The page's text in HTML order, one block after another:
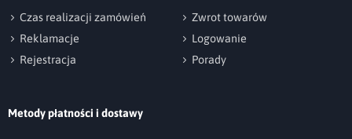
Czas realizacji zamówień
Zwrot towarów
Reklamacje
Logowanie
Rejestracja
Porady
Metody płatności i dostawy